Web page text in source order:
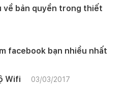
về bản quyền trong thiết
facebook bạn nhiều nhất
Wifi 03/03/2017
Mobile: